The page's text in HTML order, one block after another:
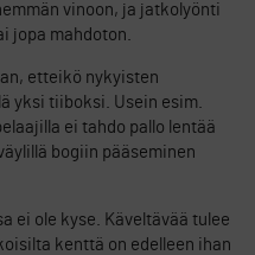
vinoon, ja jatkolyönti
jopa mahdoton.
etteikö nykyisten
yksi tiiboksi. Usein esim.
ei tahdo pallo lentää
bogiin pääseminen
ei ole kyse. Käveltävää tulee
kenttä on edelleen ihan